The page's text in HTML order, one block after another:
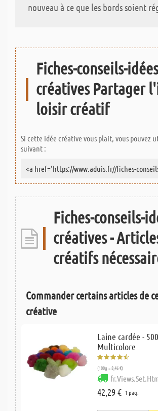
nouveau à ce que les bords soient
Fiches-conseils-
créatives Partager
loisir créatif
Si cette idée créative vous plait, vous pouvez
suivant :
Fiches-conseils-
créatives -
créatifs
Commander certains articles de
créative
Laine cardée -
Multicolore
(100g = 8,46 €)
42,29 € 1 paq.